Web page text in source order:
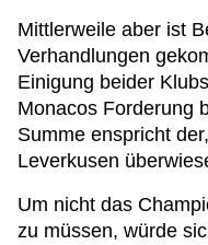
Mittlerweile aber ist
Verhandlungen
Einigung beider
Monacos Forderung
Summe enspricht
Leverkusen
Um nicht das
zu müssen, würde